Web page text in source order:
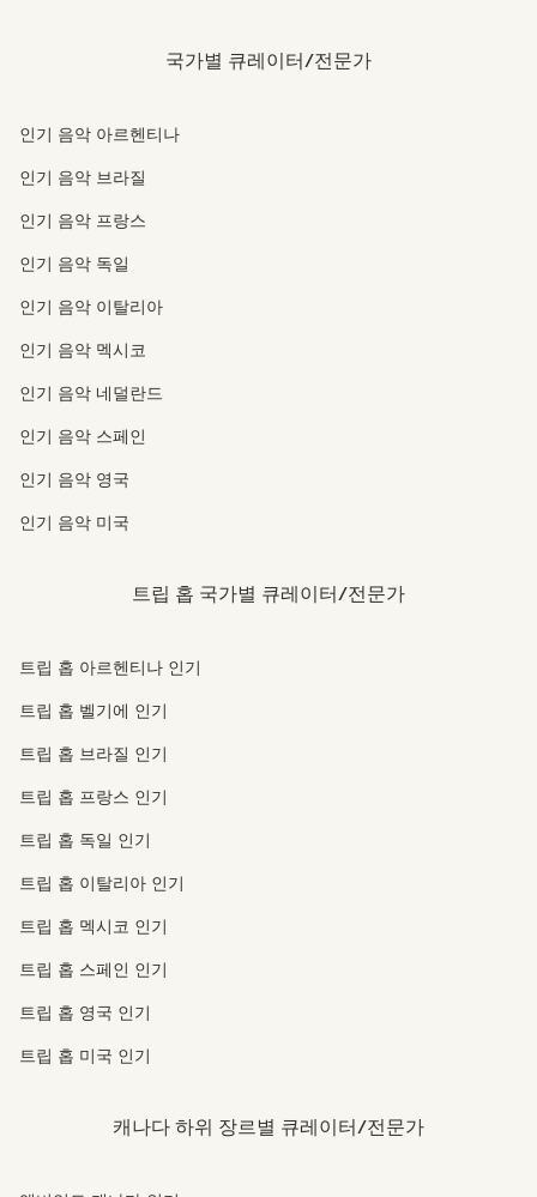
국가별 큐레이터/전문가
인기 음악 아르헨티나
인기 음악 브라질
인기 음악 프랑스
인기 음악 독일
인기 음악 이탈리아
인기 음악 멕시코
인기 음악 네덜란드
인기 음악 스페인
인기 음악 영국
인기 음악 미국
트립 홉 국가별 큐레이터/전문가
트립 홉 아르헨티나 인기
트립 홉 벨기에 인기
트립 홉 브라질 인기
트립 홉 프랑스 인기
트립 홉 독일 인기
트립 홉 이탈리아 인기
트립 홉 멕시코 인기
트립 홉 스페인 인기
트립 홉 영국 인기
트립 홉 미국 인기
캐나다 하위 장르별 큐레이터/전문가